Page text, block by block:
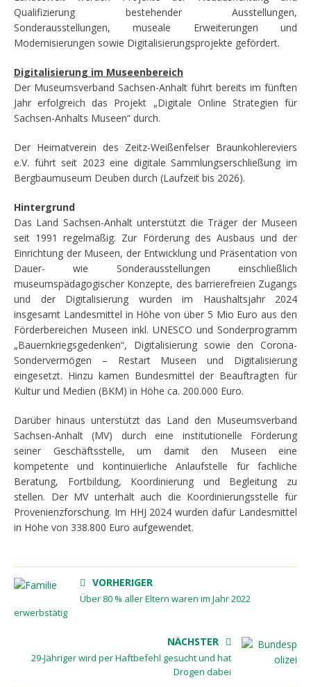
Qualifizierung bestehender Ausstellungen,
Sonderausstellungen, museale Erweiterungen und
Modernisierungen sowie Digitalisierungsprojekte gefördert.
Digitalisierung im Museenbereich
Der Museumsverband Sachsen-Anhalt führt bereits im fünften
Jahr erfolgreich das Projekt „Digitale Online Strategien für
Sachsen-Anhalts Museen“ durch.
Der Heimatverein des Zeitz-Weißenfelser Braunkohlereviers
e.V. führt seit 2023 eine digitale Sammlungserschließung im
Bergbaumuseum Deuben durch (Laufzeit bis 2026).
Hintergrund
Das Land Sachsen-Anhalt unterstützt die Träger der Museen
seit 1991 regelmäßig. Zur Förderung des Ausbaus und der
Einrichtung der Museen, der Entwicklung und Präsentation von
Dauer- wie Sonderausstellungen einschließlich
museumspädagogischer Konzepte, des barrierefreien Zugangs
und der Digitalisierung wurden im Haushaltsjahr 2024
insgesamt Landesmittel in Höhe von über 5 Mio Euro aus den
Förderbereichen Museen inkl. UNESCO und Sonderprogramm
„Bauernkriegsgedenken“, Digitalisierung sowie den Corona-
Sondervermögen – Restart Museen und Digitalisierung
eingesetzt. Hinzu kamen Bundesmittel der Beauftragten für
Kultur und Medien (BKM) in Höhe ca. 200.000 Euro.
Darüber hinaus unterstützt das Land den Museumsverband
Sachsen-Anhalt (MV) durch eine institutionelle Förderung
seiner Geschäftsstelle, um damit den Museen eine
kompetente und kontinuierliche Anlaufstelle für fachliche
Beratung, Fortbildung, Koordinierung und Begleitung zu
stellen. Der MV unterhält auch die Koordinierungsstelle für
Provenienzforschung. Im HHJ 2024 wurden dafür Landesmittel
in Höhe von 338.800 Euro aufgewendet.
VORHERIGER
Über 80 % aller Eltern waren im Jahr 2022
erwerbstätig
NÄCHSTER
29-Jähriger wird per Haftbefehl gesucht und hat
Drogen dabei